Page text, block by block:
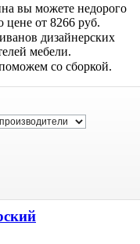
вы можете недорого
цене от 8266 руб.
дизайнерских
мебели.
со сборкой.